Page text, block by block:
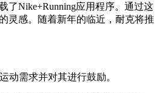
了Nike+Running应用程序。通过这
灵感。随着新年的临近，耐克将推
动需求并对其进行鼓励。